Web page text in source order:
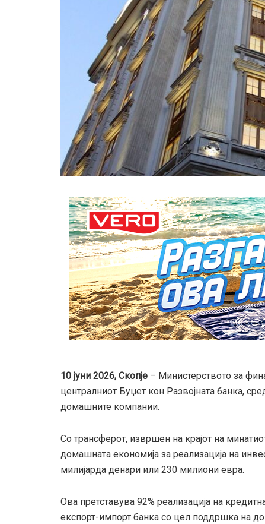
10 јуни 2026, Скопје – Министерството за
централниот Буџет кон Развојната банка,
домашните компании.
Со трансферот, извршен на крајот на
домашната економија за реализација на
милијарда денари или 230 милиони евра.
Ова претставува 92% реализација на
експорт-импорт банка со цел поддршка на